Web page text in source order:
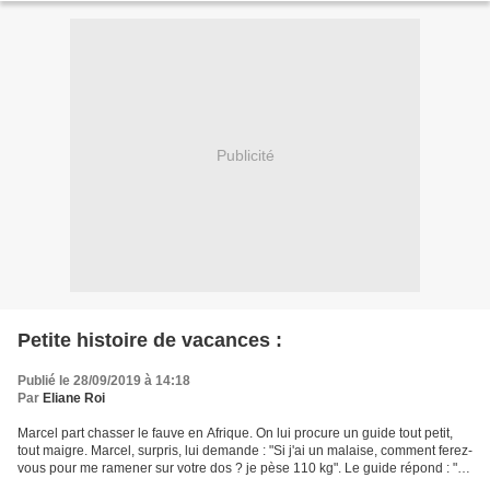
Publicité
Petite histoire de vacances :
Publié le 28/09/2019 à 14:18
Par Eliane Roi
Marcel part chasser le fauve en Afrique. On lui procure un guide tout petit,
tout maigre. Marcel, surpris, lui demande : "Si j'ai un malaise, comment ferez-
vous pour me ramener sur votre dos ? je pèse 110 kg". Le guide répond : "ne